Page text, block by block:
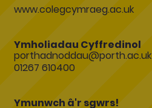
www.colegcymraeg.ac.uk
Ymholiadau Cyffredinol
porthadnoddau@porth.ac.uk
01267 610400
Ymunwch â'r sgwrs!